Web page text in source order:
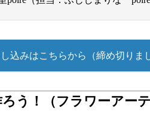
込みはこちらから（締め切りま
う！（フラワーアーテ